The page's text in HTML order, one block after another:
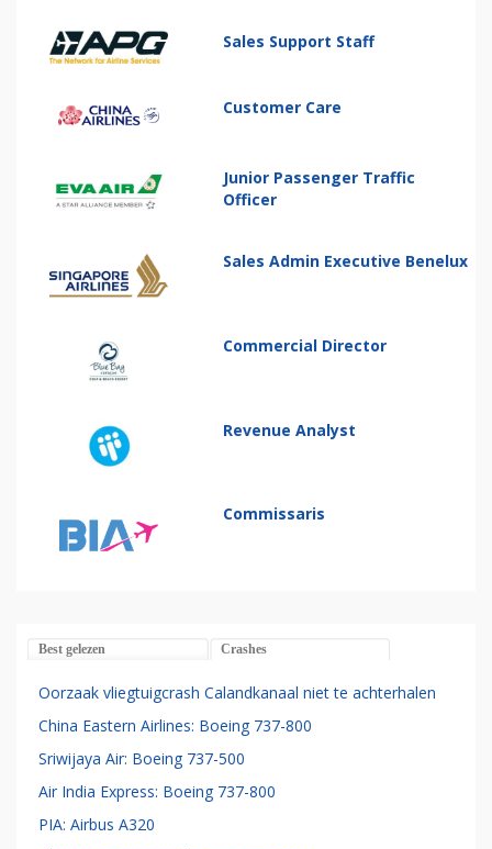
Sales Support Staff
Customer Care
Junior Passenger Traffic
Officer
Sales Admin Executive Benelux
Commercial Director
Revenue Analyst
Commissaris
Best gelezen Crashes
Oorzaak vliegtuigcrash Calandkanaal niet te achterhalen
China Eastern Airlines: Boeing 737-800
Sriwijaya Air: Boeing 737-500
Air India Express: Boeing 737-800
PIA: Airbus A320